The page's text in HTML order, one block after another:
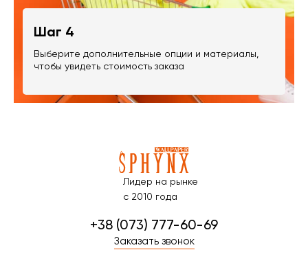
Шаг 4
Выберите дополнительные опции и материалы,
чтобы увидеть стоимость заказа
Лидер на рынке
с 2010 года
+38 (073) 777-60-69
Заказать звонок